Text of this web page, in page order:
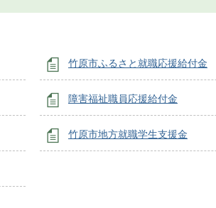
竹原市ふるさと就職応援給付金
障害福祉職員応援給付金
竹原市地方就職学生支援金